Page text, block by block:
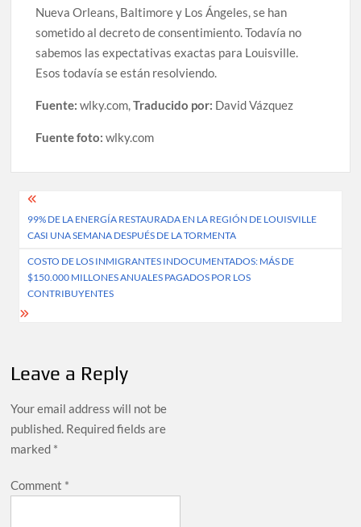
Nueva Orleans, Baltimore y Los Ángeles, se han
sometido al decreto de consentimiento. Todavía no
sabemos las expectativas exactas para Louisville.
Esos todavía se están resolviendo.
Fuente:wlky.com,Traducido por: David Vázquez
Fuente foto: wlky.com
Post
navigation
99% DE LA ENERGÍA RESTAURADA EN LA REGIÓN DE LOUISVILLE
CASI UNA SEMANA DESPUÉS DE LA TORMENTA
COSTO DE LOS INMIGRANTES INDOCUMENTADOS: MÁS DE
$150.000 MILLONES ANUALES PAGADOS POR LOS
CONTRIBUYENTES
Leave a Reply
Your email address will not be
published. Required fields are
marked *
Comment *